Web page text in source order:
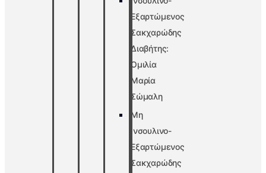
Εξαρτώμενος
Σακχαρώδης
Διαβήτης:
Ομιλία
Μαρία
Σώμαλη
Μη
Ινσουλινο-
Εξαρτώμενος
Σακχαρώδης